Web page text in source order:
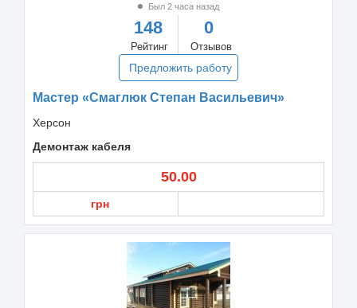
Был 2 часа назад
148
Рейтинг
0
Отзывов
Предложить работу
Мастер «Смаглюк Степан Васильевич»
Херсон
Демонтаж кабеля
50.00
грн